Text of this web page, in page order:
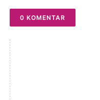
0 KOMENTAR